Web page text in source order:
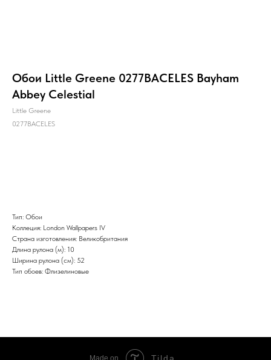
Обои Little Greene 0277BACELES Bayham
Abbey Celestial
Little Greene
0277BACELES
Тип: Обои
Коллеция: London Wallpapers IV
Страна изготовления: Великобритания
Длина рулона (м): 10
Ширина рулона (см): 52
Тип обоев: Флизелиновые
Made on